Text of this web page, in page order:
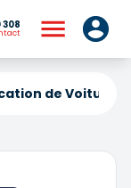
308
de Voiture